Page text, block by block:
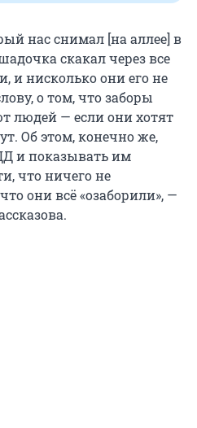
нас снимал [на аллее] в
скакал через все
и нисколько они его не
о том, что заборы
людей — если они хотят
Об этом, конечно же,
и показывать им
что ничего не
они всё «озаборили», —